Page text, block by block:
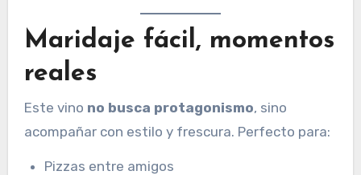
Maridaje fácil, momentos
reales
Este vino no busca protagonismo, sino
acompañar con estilo y frescura. Perfecto para:
Pizzas entre amigos